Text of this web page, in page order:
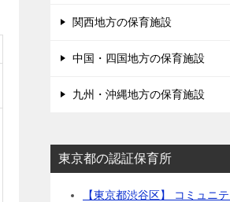
関西地方の保育施設
中国・四国地方の保育施設
九州・沖縄地方の保育施設
東京都の認証保育所
【東京都渋谷区】 コミュニ